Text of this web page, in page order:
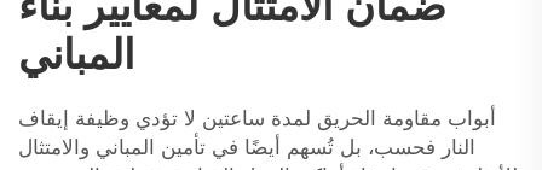
المباني
أبواب مقاومة الحريق لمدة ساعتين لا تؤدي وظيفة إيقاف
النار فحسب، بل تُسهم أيضًا في تأمين المباني والامتثال